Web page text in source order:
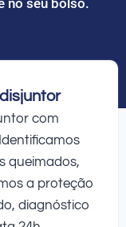
com
queimados,
a proteção
diagnóstico